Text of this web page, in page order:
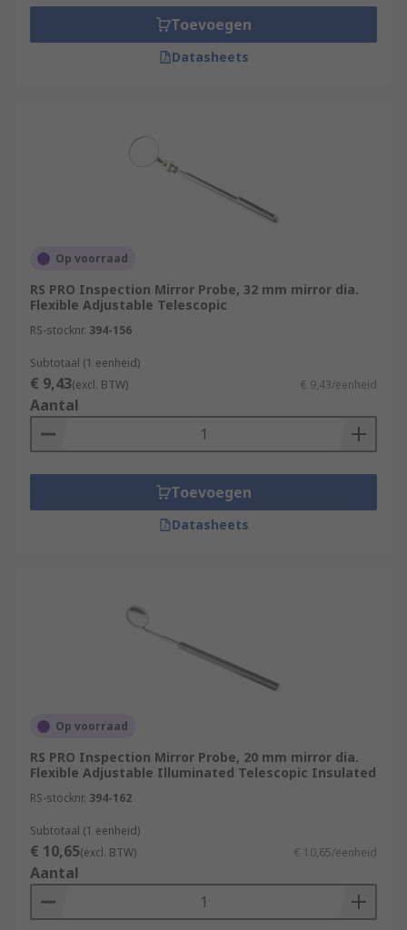
Toevoegen
Datasheets
Op voorraad
RS PRO Inspection Mirror Probe, 32 mm mirror dia.
Flexible Adjustable Telescopic
RS-stocknr. 394-156
Subtotaal (1 eenheid)
€ 9,43(excl. BTW) € 9,43/eenheid
Aantal
Toevoegen
Datasheets
Op voorraad
RS PRO Inspection Mirror Probe, 20 mm mirror dia.
Flexible Adjustable Illuminated Telescopic Insulated
RS-stocknr. 394-162
Subtotaal (1 eenheid)
€ 10,65(excl. BTW) € 10,65/eenheid
Aantal